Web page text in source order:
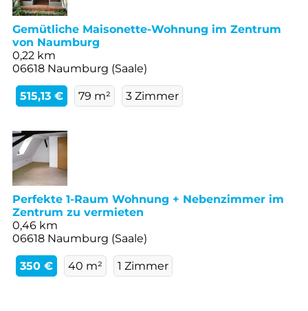
Gemütliche Maisonette-Wohnung im Zentrum
von Naumburg
0,22 km
06618 Naumburg (Saale)
515,13 € 79 m² 3 Zimmer
Perfekte 1-Raum Wohnung + Nebenzimmer im
Zentrum zu vermieten
0,46 km
06618 Naumburg (Saale)
350 € 40 m² 1 Zimmer